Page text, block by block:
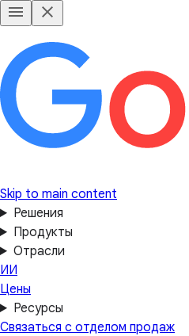
Skip to main content
Решения
Продукты
Отрасли
ИИ
Цены
Ресурсы
Связаться с отделом продаж